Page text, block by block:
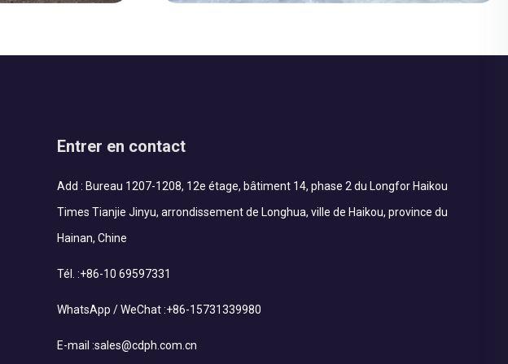
Entrer en contact
Add : Bureau 1207-1208, 12e étage, bâtiment 14, phase 2 du Longfor Haikou
Times Tianjie Jinyu, arrondissement de Longhua, ville de Haikou, province du
Hainan, Chine
Tél. :+86-10 69597331
WhatsApp / WeChat :+86-15731339980
E-mail :sales@cdph.com.cn